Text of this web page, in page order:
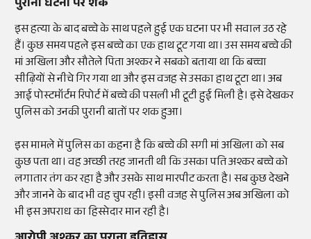
पुरानी घटना पर शक
इस हत्या के बाद बच्चे के साथ पहले हुई एक घटना पर भी सवाल उठ रहे
हैं। कुछ समय पहले इस बच्चे का एक हाथ टूट गया था। उस समय बच्चे की
मां अखिला और सौतेले पिता अश्कर ने सबको बताया था कि बच्चा
सीढ़ियों से नीचे गिर गया था और इस वजह से उसका हाथ टूटा था। अब
आई पोस्टमॉर्टम रिपोर्ट में बच्चे की पसली भी टूटी हुई मिली है। इसे देखकर
पुलिस को उनकी पुरानी बातों पर शक हुआ।
इस मामले में पुलिस का कहना है कि बच्चे की सगी मां अखिला को सब
कुछ पता था। वह अच्छी तरह जानती थी कि उसका पति अश्कर बच्चे को
लगातार तंग कर रहा है और उसके साथ मारपीट करता है। सब कुछ देखने
और जानने के बाद भी वह चुप रही। इसी वजह से पुलिस अब अखिला को
भी इस अपराध का हिस्सेदार मान रही है।